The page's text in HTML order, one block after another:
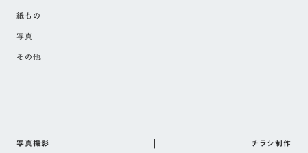
紙もの
写真
その他
写真撮影 チラシ制作